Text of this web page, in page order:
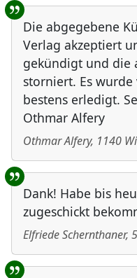
Die abgegebene
Verlag akzeptiert
gekündigt und die
storniert. Es
bestens erledigt.
Othmar Alfery
Othmar Alfery, 1140
Dank! Habe bis
zugeschickt
Elfriede Schernthaner,